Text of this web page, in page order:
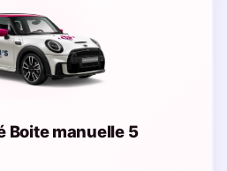
Boite manuelle 5